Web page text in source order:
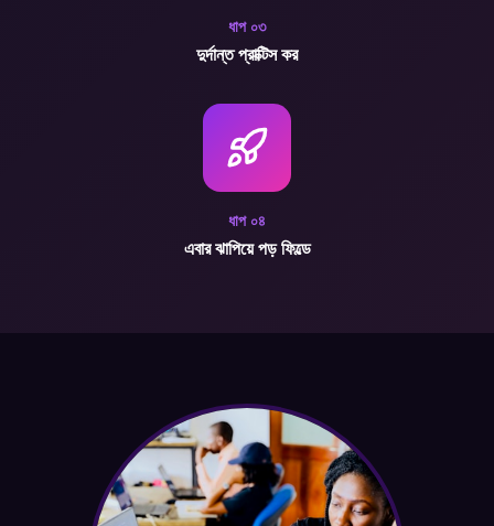
ধাপ ০৩
দুর্দান্ত প্রাক্টিস কর
ধাপ ০৪
এবার ঝাপিয়ে পড় ফিল্ডে